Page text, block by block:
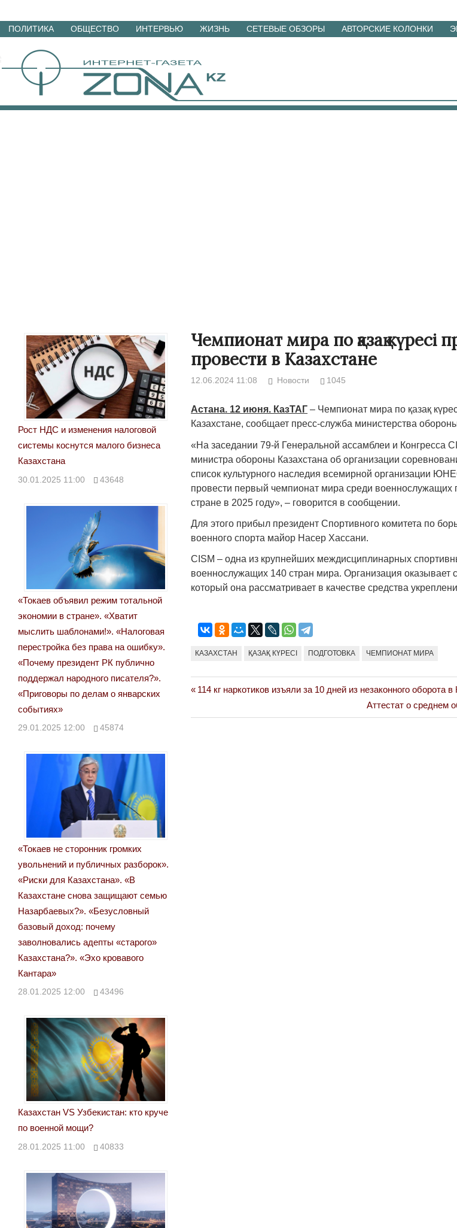
Перейти
материалам
ПОЛИТИКА ОБЩЕСТВО ИНТЕРВЬЮ ЖИЗНЬ СЕТЕВЫЕ ОБЗОРЫ АВТОРСКИЕ КОЛОНКИ
Чемпионат мира по қазақ күресі
провести в Казахстане
12.06.2024 11:08 Новости 1045
Астана. 12 июня. КазТАГ – Чемпионат мира по қазақ
Казахстане, сообщает пресс-служба министерства
«На заседании 79-й Генеральной ассамблеи и Конгресса
министра обороны Казахстана об организации
список культурного наследия всемирной организации
провести первый чемпионат мира среди военнослужащих
стране в 2025 году», – говорится в сообщении.
Для этого прибыл президент Спортивного комитета по
военного спорта майор Насер Хассани.
CISM – одна из крупнейших междисциплинарных
военнослужащих 140 стран мира. Организация оказывает
который она рассматривает в качестве средства
КАЗАХСТАН ҚАЗАҚ КҮРЕСІ ПОДГОТОВКА ЧЕМПИОНАТ МИРА
Навигация
по
Previous
114 кг наркотиков изъяли за 10 дней из незаконного оборота в
Next
Post:
Аттестат о среднем
Рост НДС и изменения налоговой
системы коснутся малого бизнеса
Казахстана
30.01.2025 11:00 43648
«Токаев объявил режим тотальной
экономии в стране». «Хватит
мыслить шаблонами!». «Налоговая
перестройка без права на ошибку».
«Почему президент РК публично
поддержал народного писателя?».
«Приговоры по делам о январских
событиях»
29.01.2025 12:00 45874
«Токаев не сторонник громких
увольнений и публичных разборок».
«Риски для Казахстана». «В
Казахстане снова защищают семью
Назарбаевых?». «Безусловный
базовый доход: почему
заволновались адепты «старого»
Казахстана?». «Эхо кровавого
Кантара»
28.01.2025 12:00 43496
Казахстан VS Узбекистан: кто круче
по военной мощи?
28.01.2025 11:00 40833
Народ выбрал свет
17.10.2024 17:00 29972